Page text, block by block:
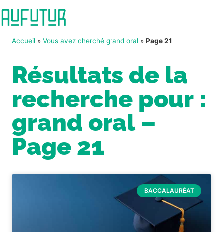
Accueil » Vous avez cherché grand oral » Page 21
Résultats de la
recherche pour :
grand oral –
Page 21
BACCALAURÉAT